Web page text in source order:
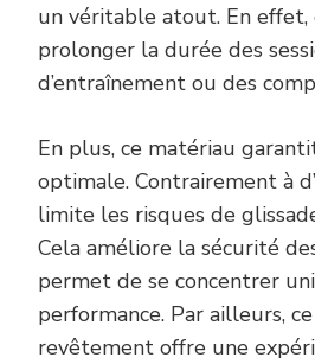
un véritable atout. En
prolonger la durée des
d’entraînement ou des
En plus, ce matériau
optimale. Contrairement à
limite les risques de
Cela améliore la sécurité
permet de se concentrer
performance. Par ailleurs,
revêtement offre une